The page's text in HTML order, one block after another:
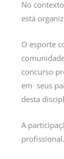
No
está
O esporte
concurso
em seus
desta
A
profissional.